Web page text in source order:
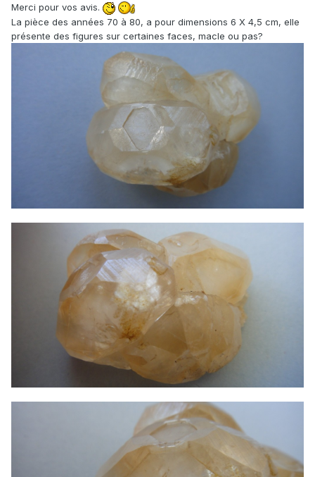
Merci pour vos avis.
La pièce des années 70 à 80, a pour dimensions 6 X 4,5 cm, elle
présente des figures sur certaines faces, macle ou pas?